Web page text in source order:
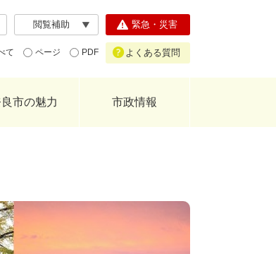
閲覧補助
て ページ PDF
緊急・災害
よくある質問
市の魅力 市政情報